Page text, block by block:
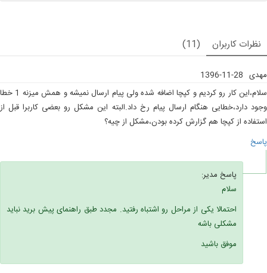
نظرات کاربران (11)
مهدی 1396-11-28
سلام،این کار رو کردیم و کپچا اضافه شده ولی پیام ارسال نمیشه و همش میزنه 1 خطا
وجود دارد،خطایی هنگام ارسال پیام رخ داد.البته این مشکل رو بعضی کاربرا قبل از
استفاده از کپچا هم گزارش کرده بودن،مشکل از چیه؟
پاسخ
پاسخ مدیر:
سلام
احتمالا یکی از مراحل رو اشتباه رفتید. مجدد طبق راهنمای پیش برید نباید
مشکلی باشه
موفق باشید